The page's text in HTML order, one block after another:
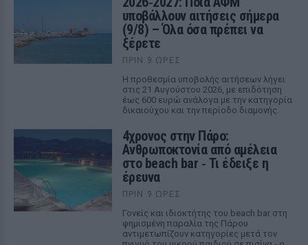
υποβάλλουν αιτήσεις σήμερα
(9/8) – Όλα όσα πρέπει να
ξέρετε
ΠΡΙΝ 9 ΏΡΕΣ
Η προθεσμία υποβολής αιτήσεων λήγει
στις 21 Αυγούστου 2026, με επιδότηση
έως 600 ευρώ ανάλογα με την κατηγορία
δικαιούχου και την περίοδο διαμονής.
4χρονος στην Πάρο:
Ανθρωποκτονία από αμέλεια
στο beach bar ‑ Τι έδειξε η
έρευνα
ΠΡΙΝ 9 ΏΡΕΣ
Γονείς και ιδιοκτήτης του beach bar στη
φημισμένη παραλία της Πάρου
αντιμετωπίζουν κατηγορίες μετά τον